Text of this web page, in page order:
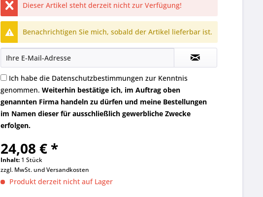
Dieser Artikel steht derzeit nicht zur Verfügung!
Benachrichtigen Sie mich, sobald der Artikel lieferbar ist.
Ich habe die Datenschutzbestimmungen zur Kenntnis
genommen.Weiterhin bestätige ich, im Auftrag oben
genannten Firma handeln zu dürfen und meine Bestellungen
im Namen dieser für ausschließlich gewerbliche Zwecke
erfolgen.
24,08 € *
Inhalt: 1 Stück
zzgl. MwSt. undVersandkosten
Produkt derzeit nicht auf Lager